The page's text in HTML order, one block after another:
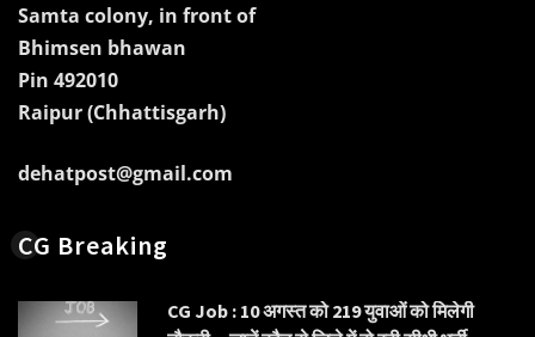
Samta colony, in front of
Bhimsen bhawan
Pin 492010
Raipur (Chhattisgarh)
dehatpost@gmail.com
CG Breaking
CG Job : 10 अगस्त को 219 युवाओं को मिलेगी